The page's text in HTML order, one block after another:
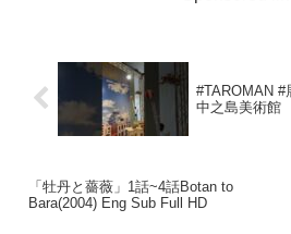
#TAROMAN #展覧会・岡本太郎 #大阪
中之島美術館
「牡丹と薔薇」1話~4話Botan to
Bara(2004) Eng Sub Full HD